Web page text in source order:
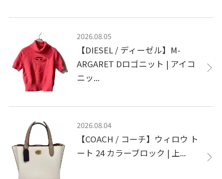
2026.08.05
【DIESEL / ディーゼル】M-
ARGARET Dロゴニット | アイコ
ニッ...
2026.08.04
【COACH / コーチ】ウィロウ ト
ート 24 カラーブロック | 上...